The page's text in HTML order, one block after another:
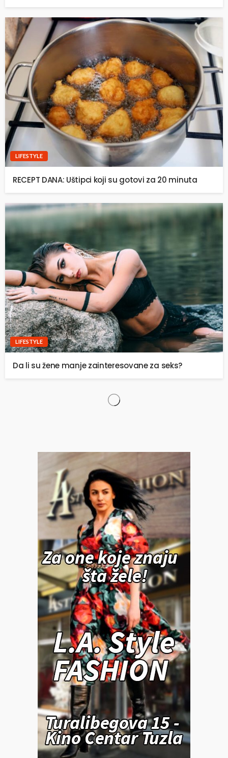
LIFESTYLE
RECEPT DANA: Uštipci koji su gotovi za 20 minuta
LIFESTYLE
Da li su žene manje zainteresovane za seks?